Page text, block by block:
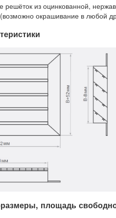
решёток из оцинкованной,
(возможно окрашивание в любой
площадь